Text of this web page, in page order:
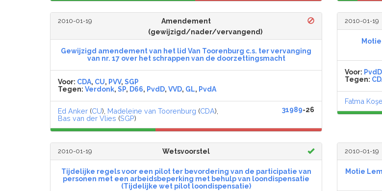
2010-01-19
Amendement
(gewijzigd/nader/vervangend)
Gewijzigd amendement van het lid Van Toorenburg c.s. ter vervanging
van nr. 17 over het schrappen van de doorzettingsmacht
Voor: CDA, CU, PVV, SGP
Tegen: Verdonk, SP, D66, PvdD, VVD, GL, PvdA
Ed Anker (CU), Madeleine van Toorenburg (CDA),
Bas van der Vlies (SGP)
31989-26
2010-01-19
Voor: PvdD
Tegen:
Fatma
2010-01-19 Wetsvoorstel
Tijdelijke regels voor een pilot ter bevordering van de participatie van
personen met een arbeidsbeperking met behulp van loondispensatie
(Tijdelijke wet pilot loondispensatie)
2010-01-19
Motie